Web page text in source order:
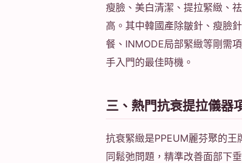
瘦臉、美白清潔、提拉緊緻、
高。其中韓國產除皺針、瘦臉
餐、INMODE局部緊緻等剛需
手入門的最佳時機。
三、熱門抗衰提拉儀器
抗衰緊緻是PPEUM麗芬聚的
同鬆弛問題，精準改善面部下